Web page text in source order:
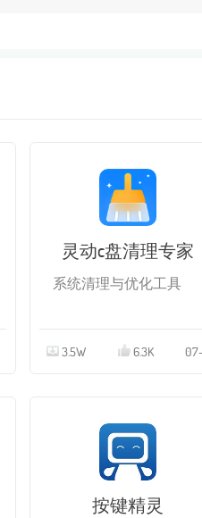
灵动c盘清理专家
系统清理与优化工具
3.5W 6.3K 07-
按键精灵